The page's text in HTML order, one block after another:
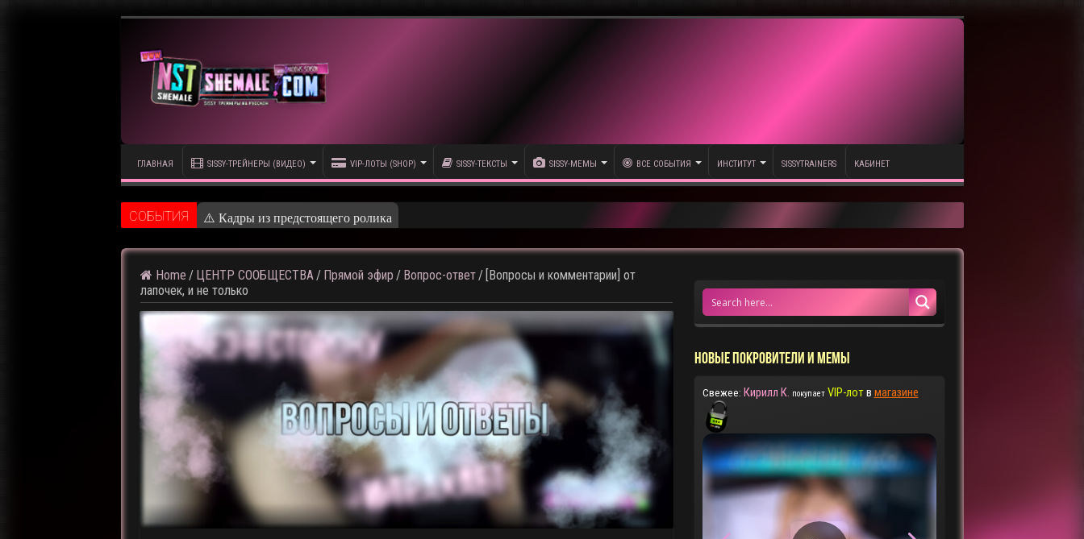
ГЛАВНАЯ SISSY-ТРЕЙНЕРЫ (ВИДЕО) VIP-ЛОТЫ (SHOP) SISSY-ТЕКСТЫ SISSY-МЕМЫ ВСЕ СОБЫТИЯ ИНСТИТУТ SISSYTRAINERS КАБИНЕТ
CОБЫТИЯ ⚠️ Кадры из предстоящего ролика
Home / ЦЕНТР СООБЩЕСТВА / Прямой эфир / Вопрос-ответ / [Вопросы и комментарии] от
лапочек, и не только
НОВЫЕ ПОКРОВИТЕЛИ И МЕМЫ
Свежее: Кирилл К. покупает VIP-лотв магазине